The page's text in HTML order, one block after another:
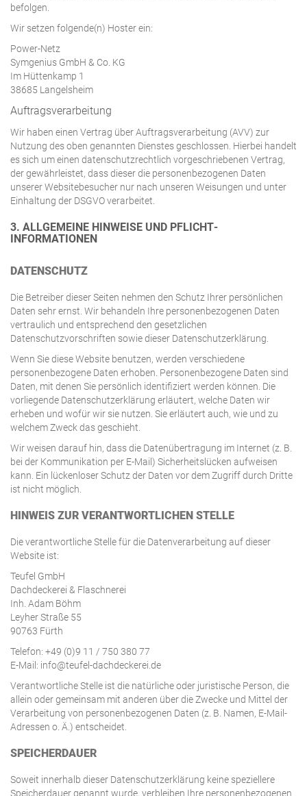
befolgen.
Wir setzen folgende(n) Hoster ein:
Power-Netz
Symgenius GmbH & Co. KG
Im Hüttenkamp 1
38685 Langelsheim
Auftragsverarbeitung
Wir haben einen Vertrag über Auftragsverarbeitung (AVV) zur
Nutzung des oben genannten Dienstes geschlossen. Hierbei handelt
es sich um einen datenschutzrechtlich vorgeschriebenen Vertrag,
der gewährleistet, dass dieser die personenbezogenen Daten
unserer Websitebesucher nur nach unseren Weisungen und unter
Einhaltung der DSGVO verarbeitet.
3. ALLGEMEINE HINWEISE UND PFLICHT­
INFORMATIONEN
DATENSCHUTZ
Die Betreiber dieser Seiten nehmen den Schutz Ihrer persönlichen
Daten sehr ernst. Wir behandeln Ihre personenbezogenen Daten
vertraulich und entsprechend den gesetzlichen
Datenschutzvorschriften sowie dieser Datenschutzerklärung.
Wenn Sie diese Website benutzen, werden verschiedene
personenbezogene Daten erhoben. Personenbezogene Daten sind
Daten, mit denen Sie persönlich identifiziert werden können. Die
vorliegende Datenschutzerklärung erläutert, welche Daten wir
erheben und wofür wir sie nutzen. Sie erläutert auch, wie und zu
welchem Zweck das geschieht.
Wir weisen darauf hin, dass die Datenübertragung im Internet (z. B.
bei der Kommunikation per E-Mail) Sicherheitslücken aufweisen
kann. Ein lückenloser Schutz der Daten vor dem Zugriff durch Dritte
ist nicht möglich.
HINWEIS ZUR VERANTWORTLICHEN STELLE
Die verantwortliche Stelle für die Datenverarbeitung auf dieser
Website ist:
Teufel GmbH
Dachdeckerei & Flaschnerei
Inh. Adam Böhm
Leyher Straße 55
90763 Fürth
Telefon: +49 (0)9 11 / 750 380 77
E-Mail: info@teufel-dachdeckerei.de
Verantwortliche Stelle ist die natürliche oder juristische Person, die
allein oder gemeinsam mit anderen über die Zwecke und Mittel der
Verarbeitung von personenbezogenen Daten (z. B. Namen, E-Mail-
Adressen o. Ä.) entscheidet.
SPEICHERDAUER
Soweit innerhalb dieser Datenschutzerklärung keine speziellere
Speicherdauer genannt wurde, verbleiben Ihre personenbezogenen